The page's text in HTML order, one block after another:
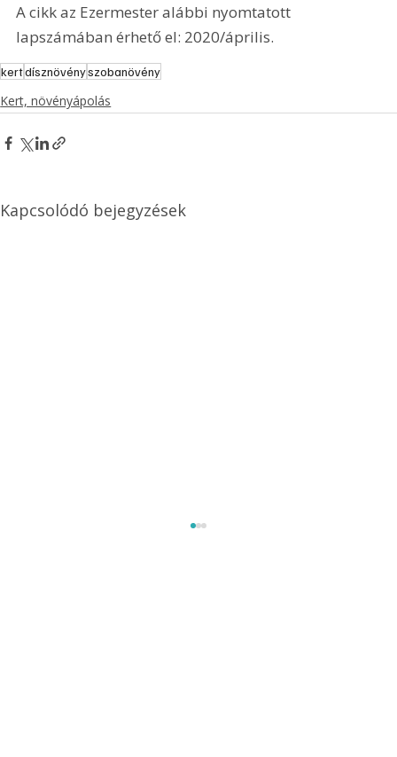
A cikk az Ezermester alábbi nyomtatott
lapszámában érhető el: 2020/április.
kertdísznövényszobanövény
Kert, növényápolás
Kapcsolódó bejegyzések